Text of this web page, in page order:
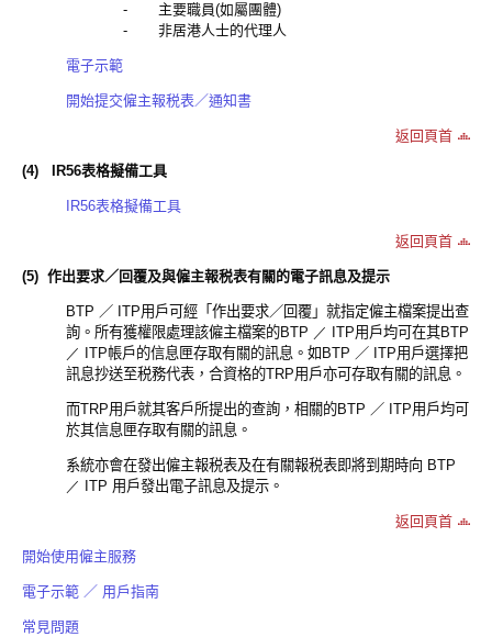
- 主要職員(如屬團體)
- 非居港人士的代理人
電子示範
開始提交僱主報税表／通知書
返回頁首
(4) IR56表格擬備工具
IR56表格擬備工具
返回頁首
(5) 作出要求／回覆及與僱主報税表有關的電子訊息及提示
BTP ／ ITP用戶可經「作出要求／回覆」就指定僱主檔案提出查
詢。所有獲權限處理該僱主檔案的BTP ／ ITP用戶均可在其BTP
／
ITP帳戶的信息匣存取有關的訊息。 如 BTP ／ ITP用戶選擇把
訊息抄送至税務代表，合資格的TRP用戶亦可 存取有關的訊息。
而TRP用戶就其客戶所提出的查詢，相關的BTP ／ ITP用戶均可
於其信息匣存取有關的訊息 。
系統亦會在發出僱主報税表及在有關報税表即將到期時向 BTP
／
ITP 用戶發出電子訊息及提示。
返回頁首
開始使用僱主服務
電子示範 ／ 用戶指南
常見問題